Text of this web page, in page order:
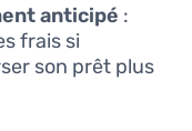
anticipé :
frais si
son prêt plus